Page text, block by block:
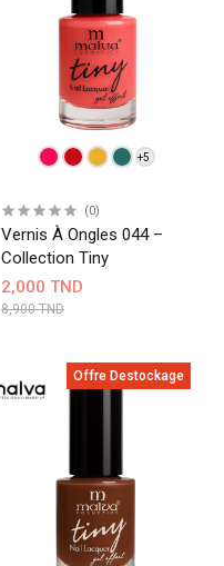
+5
(0)
Vernis À Ongles 044 –
Collection Tiny
2,000 TND
8,900 TND
Offre Destockage